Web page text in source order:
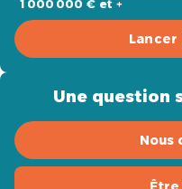
1 000 000 € et +
Une question
Nous